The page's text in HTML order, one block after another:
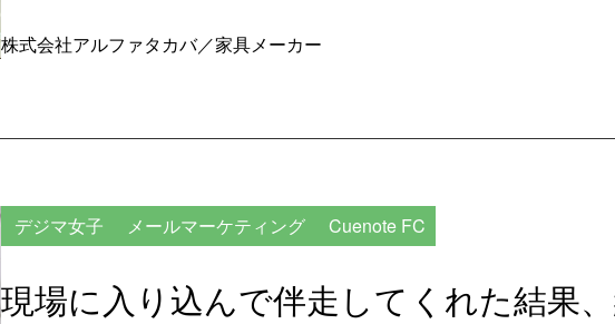
株式会社アルファタカバ／家具メーカー
デジマ女子 メールマーケティング Cuenote FC
現場に入り込んで伴走してくれた結果